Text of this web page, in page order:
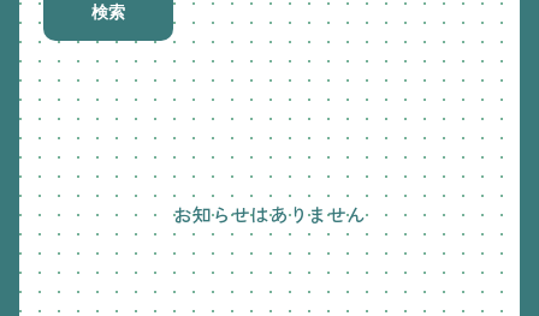
検索
お知らせはありません